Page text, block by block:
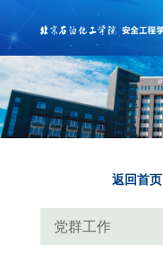
返回首页
党群工作